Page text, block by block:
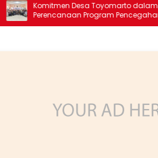
Komitmen Desa Toyomarto dalam
Perencanaan Program Pencegahan
Stunting melalui ‎Rembuk Stunting Desa